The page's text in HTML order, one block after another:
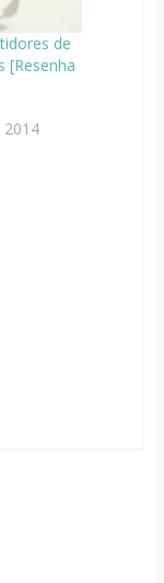
de
[Resenha
2014